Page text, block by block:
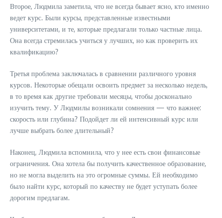
Второе, Людмила заметила, что не всегда бывает ясно, кто именно
ведет курс. Были курсы, представленные известными
университетами, и те, которые предлагали только частные лица.
Она всегда стремилась учиться у лучших, но как проверить их
квалификацию?
Третья проблема заключалась в сравнении различного уровня
курсов. Некоторые обещали освоить предмет за несколько недель,
в то время как другие требовали месяцы, чтобы досконально
изучить тему. У Людмилы возникали сомнения — что важнее:
скорость или глубина? Подойдет ли ей интенсивный курс или
лучше выбрать более длительный?
Наконец, Людмила вспомнила, что у нее есть свои финансовые
ограничения. Она хотела бы получить качественное образование,
но не могла выделить на это огромные суммы. Ей необходимо
было найти курс, который по качеству не будет уступать более
дорогим предлагам.